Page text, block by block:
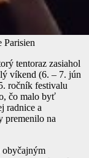
Parisien
tentoraz zasiahol
víkend (6. – 7. jún
ročník festivalu
čo malo byť
radnice a
premenilo na
obyčajným